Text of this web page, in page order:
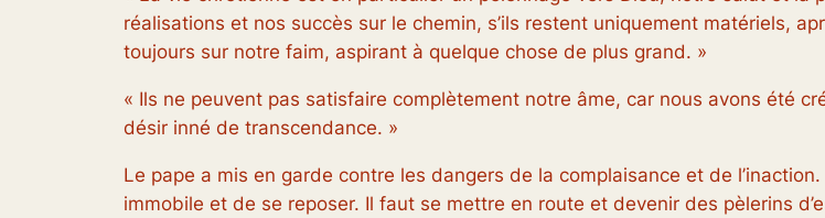
réalisations et nos succès sur le chemin, s’ils restent uniquement matériels,
toujours sur notre faim, aspirant à quelque chose de plus grand. »
« Ils ne peuvent pas satisfaire complètement notre âme, car nous avons été
désir inné de transcendance. »
Le pape a mis en garde contre les dangers de la complaisance et de
immobile et de se reposer. Il faut se mettre en route et devenir des pèlerins